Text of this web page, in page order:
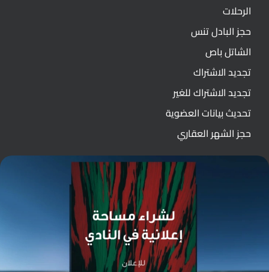
الرحلات
حجز البادل تنس
الشاتل باص
تجديد الاشتراك
تجديد الاشتراك للغير
تحديث بيانات العضوية
حجز الشهر العقاري